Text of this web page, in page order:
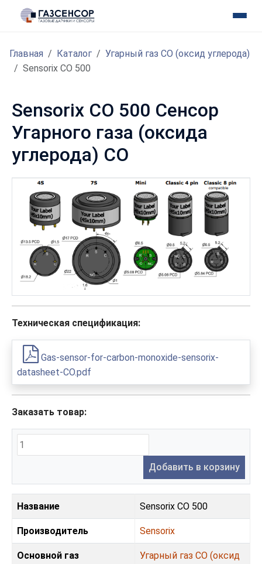
Главная Каталог
Угарный газ CO (оксид углерода)
Sensorix CO 500
Sensorix CO 500 Сенсор
Угарного газа (оксида
углерода) CO
Техническая спецификация:
Gas-sensor-for-carbon-monoxide-sensorix-
datasheet-CO.pdf
Заказать товар:
Добавить в корзину
Название Sensorix CO 500
Производитель Sensorix
Основной газ
Угарный газ CO (оксид